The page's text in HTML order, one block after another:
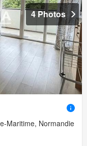
4 Photos
Maritime, Normandie